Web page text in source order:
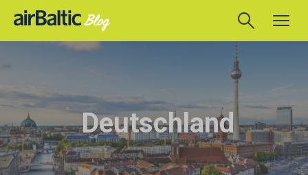
Deutschland